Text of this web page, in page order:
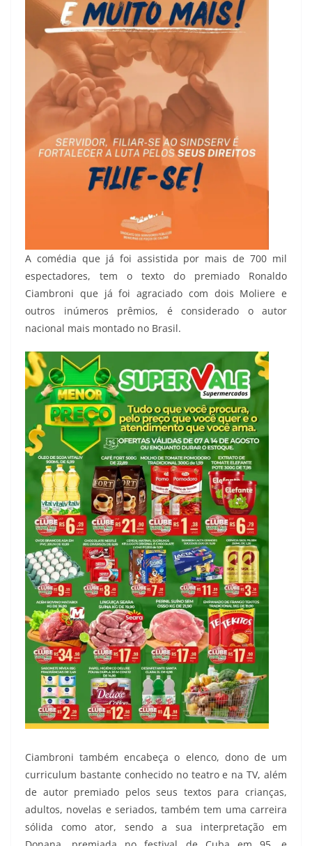
A comédia que já foi assistida por mais de 700 mil
espectadores, tem o texto do premiado Ronaldo
Ciambroni que já foi agraciado com dois Moliere e
outros inúmeros prêmios, é considerado o autor
nacional mais montado no Brasil.
Ciambroni também encabeça o elenco, dono de um
curriculum bastante conhecido no teatro e na TV, além
de autor premiado pelos seus textos para crianças,
adultos, novelas e seriados, também tem uma carreira
sólida como ator, sendo a sua interpretação em